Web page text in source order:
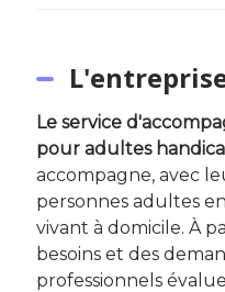
Le service
pour adultes
accompagne, avec
personnes adultes
vivant à domicile. À
besoins et des
professionnels